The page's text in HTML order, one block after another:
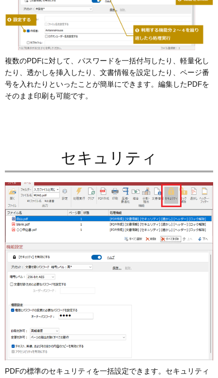
複数のPDFに対して、パスワードを一括付与したり、軽量化し
たり、透かしを挿入したり、文書情報を設定したり、ページ番
号を入れたりといったことが簡単にできます。編集したPDFを
そのまま印刷も可能です。
セキュリティ
PDFの標準のセキュリティを一括設定できます。セキュリティ